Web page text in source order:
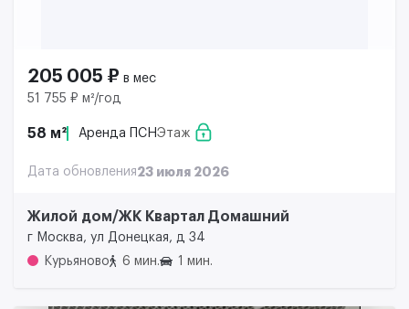
205 005 ₽ в мес
51 755 ₽ м²/год
58 м² Аренда ПСНЭтаж
Дата обновления23 июля 2026
Жилой дом/ЖК Квартал Домашний
г Москва, ул Донецкая, д 34
Курьяново
6 мин. 1 мин.